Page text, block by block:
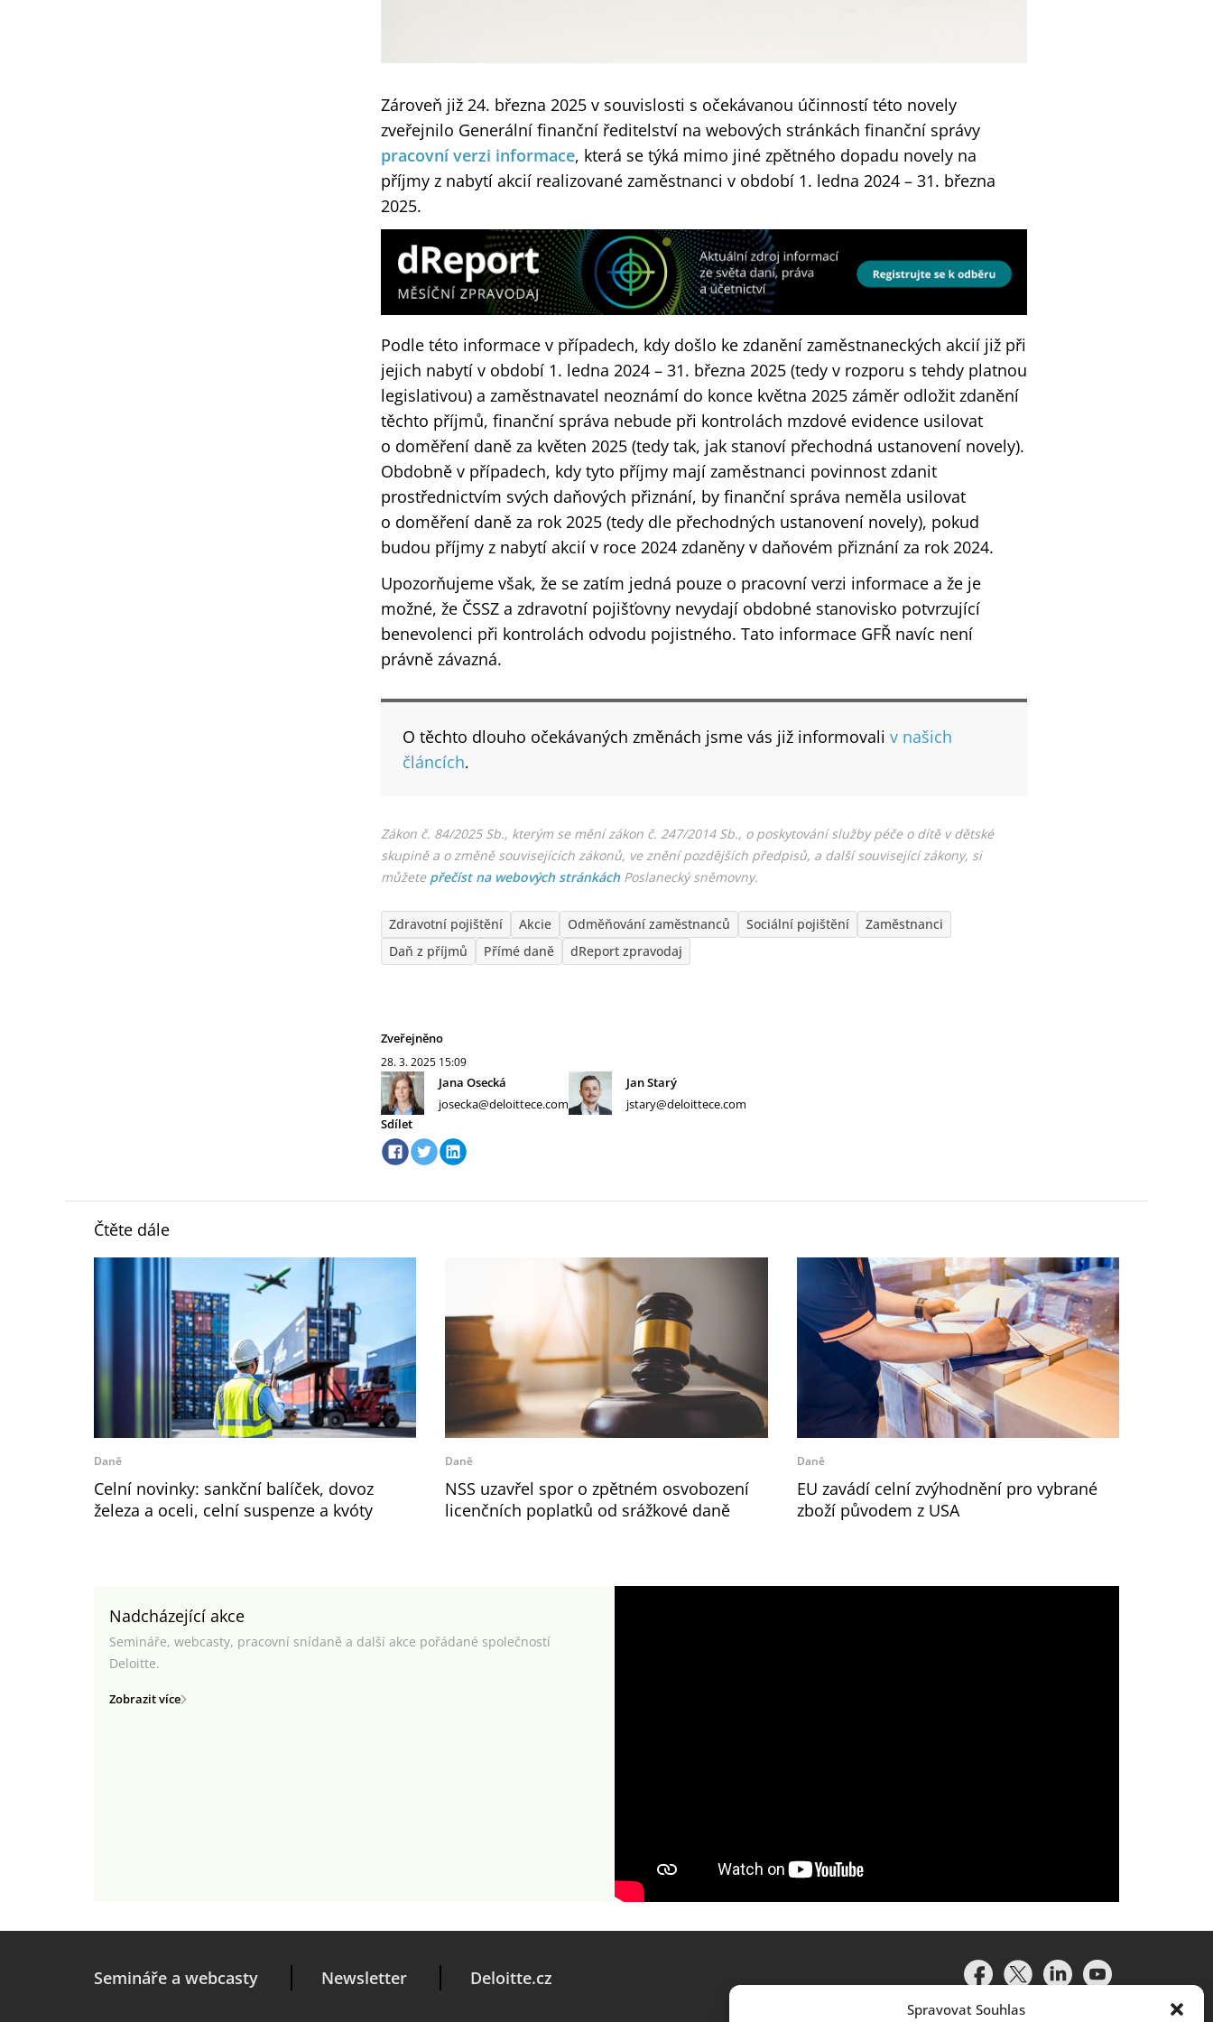
Spravovat Souhlas
Zároveň již 24. března 2025 v souvislosti s očekávanou účinností této novely
zveřejnilo Generální finanční ředitelství na webových stránkách finanční správy
pracovní verzi informace, která se týká mimo jiné zpětného dopadu novely na
příjmy z nabytí akcií realizované zaměstnanci v období 1. ledna 2024 – 31. března
2025.
Podle této informace v případech, kdy došlo ke zdanění zaměstnaneckých akcií již při
jejich nabytí v období 1. ledna 2024 – 31. března 2025 (tedy v rozporu s tehdy platnou
legislativou) a zaměstnavatel neoznámí do konce května 2025 záměr odložit zdanění
těchto příjmů, finanční správa nebude při kontrolách mzdové evidence usilovat
o doměření daně za květen 2025 (tedy tak, jak stanoví přechodná ustanovení novely).
Obdobně v případech, kdy tyto příjmy mají zaměstnanci povinnost zdanit
prostřednictvím svých daňových přiznání, by finanční správa neměla usilovat
o doměření daně za rok 2025 (tedy dle přechodných ustanovení novely), pokud
budou příjmy z nabytí akcií v roce 2024 zdaněny v daňovém přiznání za rok 2024.
Upozorňujeme však, že se zatím jedná pouze o pracovní verzi informace a že je
možné, že ČSSZ a zdravotní pojišťovny nevydají obdobné stanovisko potvrzující
benevolenci při kontrolách odvodu pojistného. Tato informace GFŘ navíc není
právně závazná.
O těchto dlouho očekávaných změnách jsme vás již informovali v našich
článcích.
Zákon č. 84/2025 Sb., kterým se mění zákon č. 247/2014 Sb., o poskytování služby péče o dítě v dětské
‎skupině a o změně souvisejících zákonů, ve znění pozdějších předpisů, a další související zákony, si
můžete přečíst na webových stránkách Poslanecký sněmovny.
Zdravotní pojištění Akcie Odměňování zaměstnanců Sociální pojištění
Zaměstnanci
Daň z příjmů
Přímé daně dReport zpravodaj
Zveřejněno
28. 3. 2025 15:09
Jana Osecká
josecka@deloittece.com
Jan Starý
jstary@deloittece.com
Sdílet
Čtěte dále
Daně
Celní novinky: sankční balíček, dovoz
železa a oceli, celní suspenze a kvóty
Daně
NSS uzavřel spor o zpětném osvobození
licenčních poplatků od srážkové daně
Daně
EU zavádí celní zvýhodnění pro vybrané
zboží původem z USA
Nadcházející akce
Semináře, webcasty, pracovní snídaně a další akce pořádané společností
Deloitte.
Zobrazit více
Semináře a webcasty Newsletter Deloitte.cz